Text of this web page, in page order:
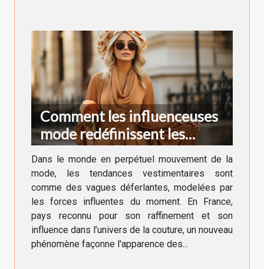
Comment les influenceuses
mode redéfinissent les
tendances vestimentaires en
France
Dans le monde en perpétuel mouvement de la
mode, les tendances vestimentaires sont
comme des vagues déferlantes, modelées par
les forces influentes du moment. En France,
pays reconnu pour son raffinement et son
influence dans l’univers de la couture, un nouveau
phénomène façonne l'apparence des...